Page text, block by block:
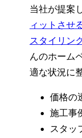
当社が提案
ィットさせ
スタイリン
んのホーム
適な状況に
価格の
施工事
スタッ